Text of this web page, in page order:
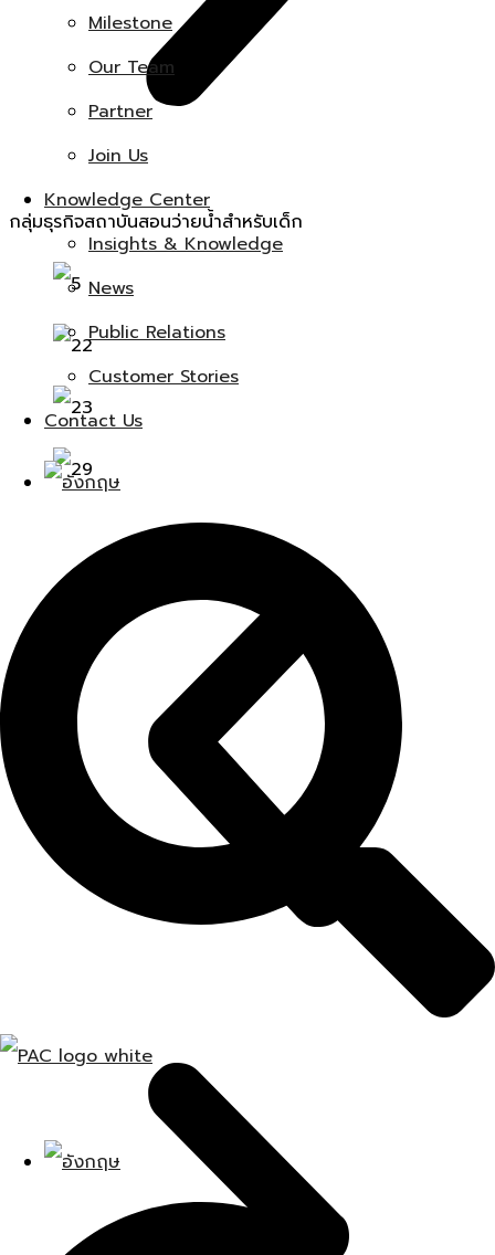
Milestone
Our Team
Partner
Join Us
Knowledge Center
Insights & Knowledge
News
Public Relations
Customer Stories
Contact Us
กลุ่มธุรกิจสถาบันสอนว่ายน้ำสำหรับเด็ก